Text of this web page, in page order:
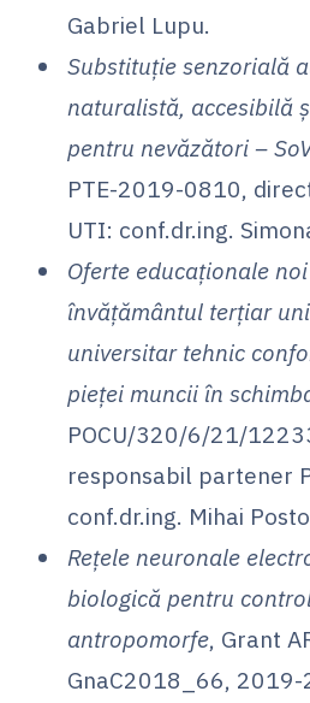
Gabriel Lupu.
Substituție senzorială
naturalistă, accesibilă
pentru nevăzători –
PTE-2019-0810,
UTI: conf.dr.ing.
Oferte educaționale
învățământul terțiar
universitar tehnic
pieței muncii în
POCU/320/6/21/
responsabil partener
conf.dr.ing. Mihai
Rețele neuronale
biologică pentru
antropomorfe, Grant
GnaC2018_66,